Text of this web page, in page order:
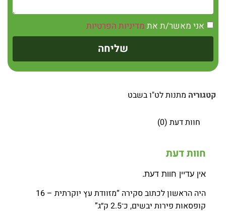
אני מאשר/ת את מדיניות הפרטיות
שליחה
קטגוריה מתנות לט"ו בשבט
חוות דעת (0)
חוות דעת
אין עדיין חוות דעת.
היה הראשון לכתוב סקירה “מזוודת עץ יוקרתית – 16
קופסאות פירות יבשים, כ־2.5 ק״ג”